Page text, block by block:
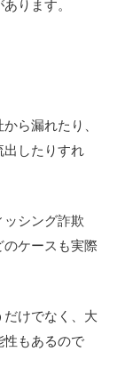
ります。
ら漏れたり、
したりすれ
シング詐欺
ケースも実際
けでなく、大
もあるので